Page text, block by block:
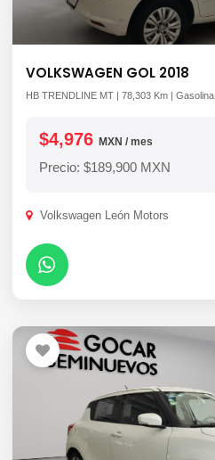
VOLKSWAGEN GOL 2018
HB TRENDLINE MT | 78,303 Km | Gasolina
$4,976 MXN / mes
Precio: $189,900 MXN
Volkswagen León Motors